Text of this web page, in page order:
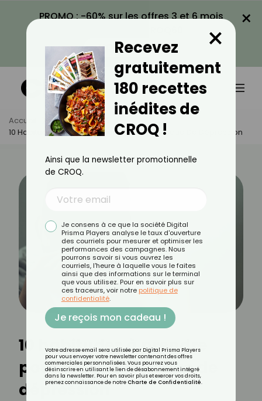
PROMO : -60% sur les offres 3 et 6 mois
VOIR LA PROMO
×
Accueil Actus
Santé
10 Habitudes À Prendre Pour Réduire Le Risque De Dépression
10 habitudes à prendre
pour réduire le risque de
dépression
Recevez
gratuitement
180 recettes
inédites de
CROQ !
×
Ainsi que la newsletter promotionnelle
de CROQ.
Je consens à ce que la société Digital
Prisma Players analyse le taux d'ouverture
des courriels pour mesurer et optimiser les
performances des campagnes. Nous
pourrons savoir si vous ouvrez les
courriels, l'heure à laquelle vous le faites
ainsi que des informations sur le terminal
que vous utilisez. Pour en savoir plus sur
ces traceurs, voir notre politique de
confidentialité.
Je reçois mon cadeau !
Votre adresse email sera utilisée par Digital Prisma Players
pour vous envoyer votre newsletter contenant des offres
commerciales personnalisées. Vous pourrez vous
désinscrire en utilisant le lien de désabonnement intégré
dans la newsletter. Pour en savoir plus et exercer vos droits,
prenez connaissance de notre Charte de Confidentialité.